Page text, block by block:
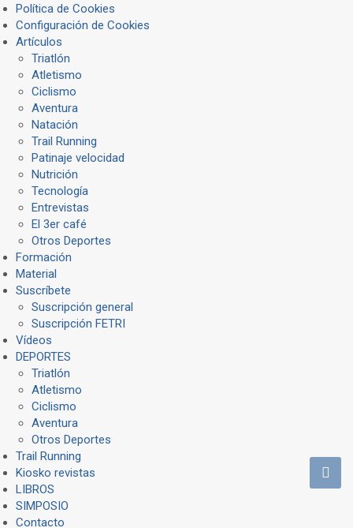
Política de Cookies
Configuración de Cookies
Artículos
Triatlón
Atletismo
Ciclismo
Aventura
Natación
Trail Running
Patinaje velocidad
Nutrición
Tecnología
Entrevistas
El 3er café
Otros Deportes
Formación
Material
Suscríbete
Suscripción general
Suscripción FETRI
Vídeos
DEPORTES
Triatlón
Atletismo
Ciclismo
Aventura
Otros Deportes
Trail Running
Kiosko revistas
LIBROS
SIMPOSIO
Contacto